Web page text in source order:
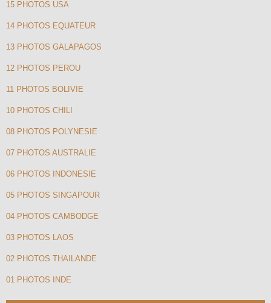
15 PHOTOS USA
14 PHOTOS EQUATEUR
13 PHOTOS GALAPAGOS
12 PHOTOS PEROU
11 PHOTOS BOLIVIE
10 PHOTOS CHILI
08 PHOTOS POLYNESIE
07 PHOTOS AUSTRALIE
06 PHOTOS INDONESIE
05 PHOTOS SINGAPOUR
04 PHOTOS CAMBODGE
03 PHOTOS LAOS
02 PHOTOS THAILANDE
01 PHOTOS INDE